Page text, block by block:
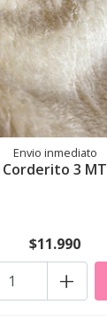
Envio inmediato
Corderito 3 MT
$11.990
+